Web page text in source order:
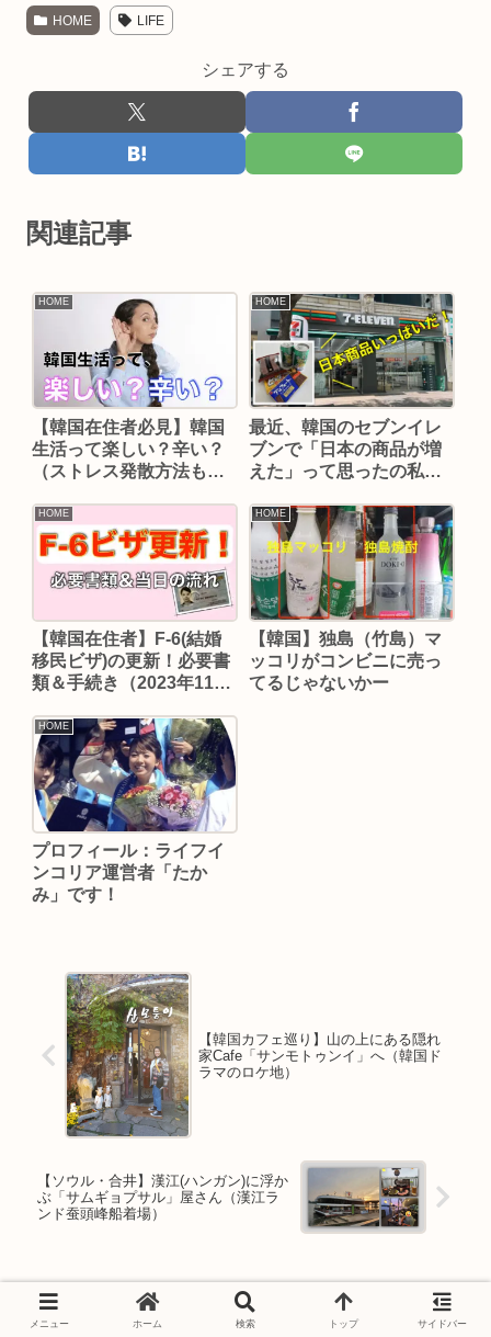
HOME LIFE
シェアする
関連記事
HOME
【韓国在住者必見】韓国
生活って楽しい？辛い？
（ストレス発散方法も紹
HOME
最近、韓国のセブンイレ
ブンで「日本の商品が増
えた」って思ったの私だ
HOME
【韓国在住者】F-6(結婚
移民ビザ)の更新！必要書
類＆手続き（2023年11月
HOME
【韓国】独島（竹島）マ
ッコリがコンビニに売っ
てるじゃないかー
HOME
プロフィール：ライフイ
ンコリア運営者「たか
み」です！
【韓国カフェ巡り】山の上にある隠れ
家Cafe「サンモトゥンイ」へ（韓国ド
ラマのロケ地）
【ソウル・合井】漢江(ハンガン)に浮か
ぶ「サムギョプサル」屋さん（漢江ラ
ンド蚕頭峰船着場）
コメント
メニュー ホーム 検索 トップ サイドバー